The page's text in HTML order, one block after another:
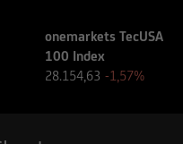
onemarkets TecUSA
100 Index
28.154,63 -1,57%